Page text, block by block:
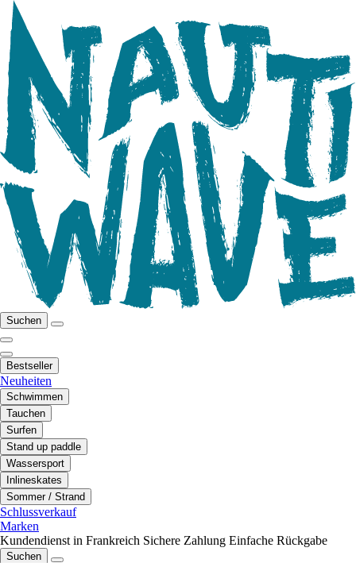
Suchen
Bestseller
Neuheiten
Schwimmen
Tauchen
Surfen
Stand up paddle
Wassersport
Inlineskates
Sommer / Strand
Schlussverkauf
Marken
Kundendienst in Frankreich Sichere Zahlung Einfache Rückgabe
Suchen